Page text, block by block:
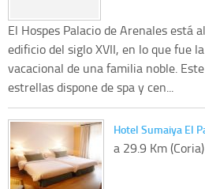
El Hospes Palacio de Arenales está
edificio del siglo XVII, en lo que fue
vacacional de una familia noble.
estrellas dispone de spa y cen...
Hotel Sumaiya El
a 29.9 Km (Coria)